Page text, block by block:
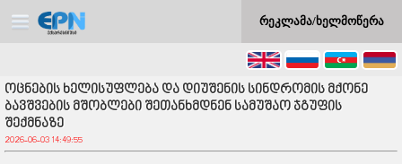
რეკლამა/ხელმოწერა
ოცნების ხელისუფლება და დიუშენის სინდრომის მქონე
ბავშვების მშობლები შეთანხმდნენ სამუშაო ჯგუფის
შექმნაზე
2026-06-03 14:49:55